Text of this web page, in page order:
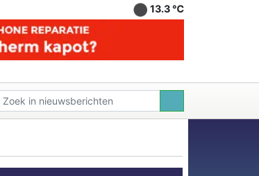
13.3 ℃